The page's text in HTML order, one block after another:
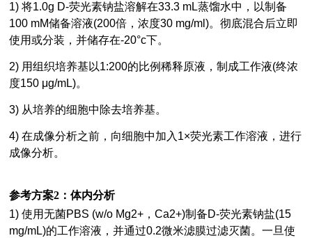
1) 将1.0g D-荧光素钠盐溶解在33.3 mL蒸馏水中，以制备
100 mM储备溶液(200倍，浓度30 mg/ml)。彻底混合后立即
使用或分装，并储存在-20°c下。
2) 用组织培养基以1:200的比例稀释原液，制成工作液(终浓
度150 μg/mL)。
3) 从培养的细胞中除去培养基。
4) 在成像分析之前，向细胞中加入1×荧光素工作溶液，进行
成像分析。
参考方案2：体内分析
1) 使用无菌PBS (w/o Mg2+，Ca2+)制备D-荧光素钠盐(15
mg/mL)的工作溶液，并通过0.2微米滤膜过滤灭菌。一旦使